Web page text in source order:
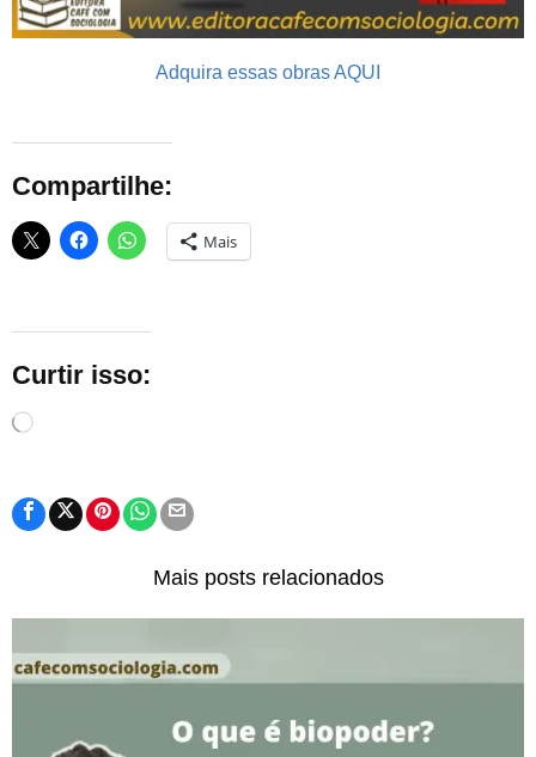
Adquira essas obras AQUI
Compartilhe:
Mais
Curtir isso:
Carregando...
Mais posts relacionados